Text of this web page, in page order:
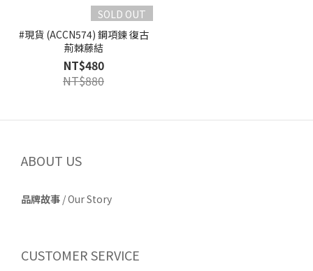
SOLD OUT
#現貨 (ACCN574) 鋼項鍊 復古
荊棘藤結
NT$480
NT$880
ABOUT US
品牌故事 /Our Story
CUSTOMER SERVICE